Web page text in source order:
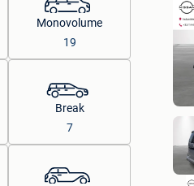
Monovolume
19
Break
7